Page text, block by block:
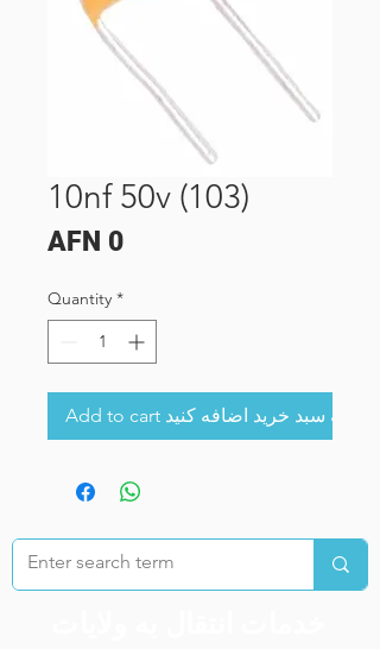
10nf 50v (103)
AFN 0Price
Quantity *
Add to cart به سبد خرید اضافه کنید